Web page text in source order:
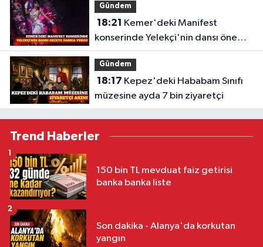
Gündem
18:21
konserinde Yelekçi'nin dansı öne
çıktı
Gündem
18:17
müzesine ayda 7 bin ziyaretçi
Trend Haberler
150 bin TL mevduat faiz getirisi
banka banka liste
1
Son dakika - Alanya'da korkutan
yangın
2